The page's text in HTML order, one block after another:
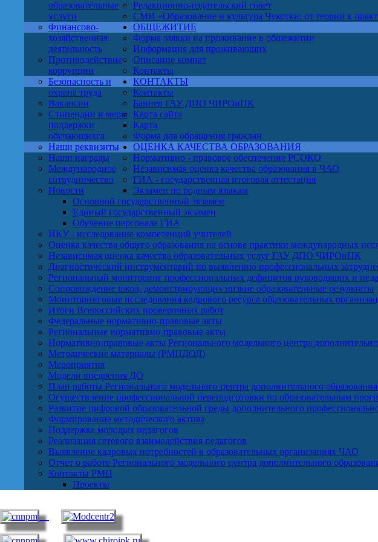
образовательные
услуги
Финансово-
хозяйственная
деятельность
Противодействие
коррупции
Безопасность и
охрана труда
Вакансии
Стипендии и меры
поддержки
обучающихся
Наши реквизиты
Наши награды
Международное
сотрудничество
Новости
Редакционно-издательский совет
СМИ «Образование и культура Чукотки: от теории к
ОБЩЕЖИТИЕ
Форма заявки на проживание в общежитии
Информация для проживающих
Описание комнат
Контакты
КОНТАКТЫ
Контакты
Баннер ГАУ ДПО ЧИРОиПК
Карта сайта
Карта
Форма для обращения граждан
ОЦЕНКА КАЧЕСТВА ОБРАЗОВАНИЯ
Нормативно - правовое обеспечение РСОКО
Независимая оценка качества образования в ЧАО
ГИА - государственная итоговая аттестация
Экзамен по родным языкам
Основной государственный экзамен
Единый государственный экзамен
Обучение персонала ГИА
ИКУ - исследование компетенций учителей
Оценка качества общего образования на основе практики международных
Независимая оценка качества образовательных услуг ГАУ ДПО ЧИРОиПК
Диагностический инструментарий по выявлению профессиональных
Региональный мониторинг профессиональных дефицитов руководящих и
Сопровождение школ, демонстрирующих низкие образовательные результаты
Мониторинговые исследования кадрового ресурса образовательных
Итоги Всероссийских проверочных работ
Федеральные нормативно-правовые акты
Региональные нормативно-правовые акты
Нормативно-правовые акты Регионального модельного центра
Методические материалы (РМЦДОД)
Мероприятия
Модели внедрения ДО
План работы Регионального модельного центра дополнительного
Осуществление профессиональной переподготовки по образовательным
Развитие цифровой образовательной среды дополнительного
Формирование методического актива
Поддержка молодых педагогов
Реализация сетевого взаимодействия педагогов
Выявление кадровых потребностей в образовательных организациях ЧАО
Отчет о работе Регионального модельного центра дополнительного
Контакты РМЦ
Проекты